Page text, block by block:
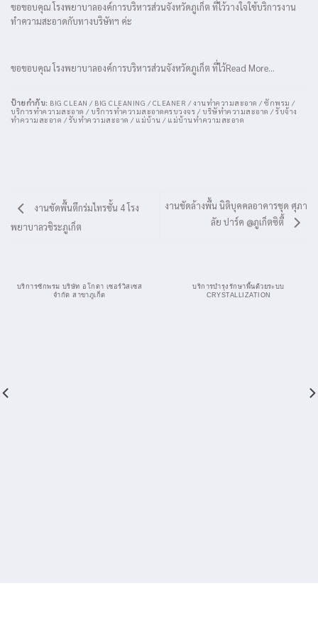
ขอขอบคุณ โรงพยาบาลองค์การบริหารส่วนจังหวัดภูเก็ต ที่ไว้วางใจใช้บริการงาน
ทำความสะอาดกับทางบริษัทฯ ค่ะ
ขอขอบคุณ โรงพยาบาลองค์การบริหารส่วนจังหวัดภูเก็ต ที่ไว้Read More…
ป้ายกำกับ: BIG CLEAN / BIG CLEANING / CLEANER / งานทำความสะอาด / ซักพรม /
บริการทำความสะอาด / บริการทำความสะอาดครบวงจร / บริษัทำความสะอาด / รับจ้าง
ทำความสะอาด / รับทำความสะอาด / แม่บ้าน / แม่บ้านทำความสะอาด
งานขัดพื้นตึกร่มไทรชั้น 4 โรง
พยาบาลวชิระภูเก็ต
งานขัดล้างพื้น นิติบุคคลอาคารชุด ศุภา
ลัย ปาร์ค @ภูเก็ตซิตี้
บริการซักพรม บริษัท อโกดา เซอร์วิสเซส
จำกัด สาขาภูเก็ต
บริการบำรุงรักษาพื้นด้วยระบบ
CRYSTALLIZATION